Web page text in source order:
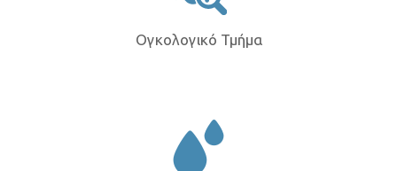
Ογκολογικό Τμήμα